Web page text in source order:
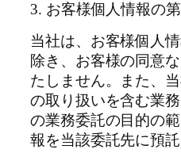
3. お客様個人情報の
当社は、お客様個人
除き、お客様の同意
たしません。また、
の取り扱いを含む業
の業務委託の目的の
報を当該委託先に預託